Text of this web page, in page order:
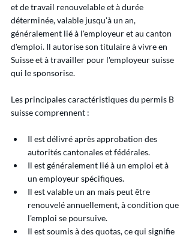
et de travail renouvelable et à durée
déterminée, valable jusqu'à un an,
généralement lié à l'employeur et au canton
d'emploi. Il autorise son titulaire à vivre en
Suisse et à travailler pour l'employeur suisse
qui le sponsorise.
Les principales caractéristiques du permis B
suisse comprennent :
Il est délivré après approbation des
autorités cantonales et fédérales.
Il est généralement lié à un emploi et à
un employeur spécifiques.
Il est valable un an mais peut être
renouvelé annuellement, à condition que
l'emploi se poursuive.
Il est soumis à des quotas, ce qui signifie